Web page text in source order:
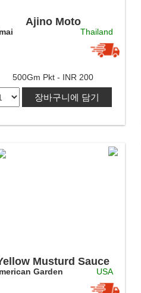
Ajino Moto
Thailand
500Gm Pkt - INR 200
장바구니에 담기
Musturd Sauce
Garden USA